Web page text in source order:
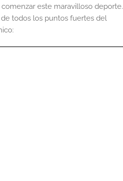
este maravilloso deporte.
todos los puntos fuertes del